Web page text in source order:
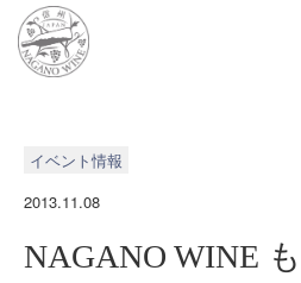
イベント情報
2013.11.08
NAGANO WINE